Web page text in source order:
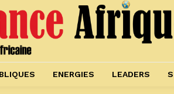
ENERGIES LEADERS